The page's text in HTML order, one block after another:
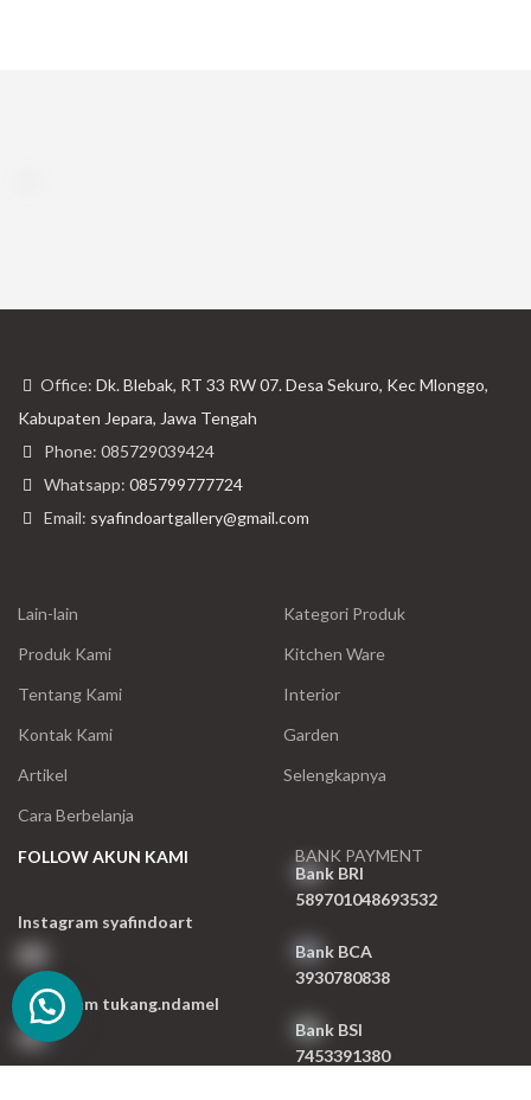
Office: Dk. Blebak, RT 33 RW 07. Desa Sekuro, Kec Mlonggo,
Kabupaten Jepara, Jawa Tengah
Phone: 085729039424
Whatsapp: 085799777724
Email: syafindoartgallery@gmail.com
Lain-lain
Produk Kami
Tentang Kami
Kontak Kami
Artikel
Cara Berbelanja
Kategori Produk
Kitchen Ware
Interior
Garden
Selengkapnya
FOLLOW AKUN KAMI
Instagram syafindoart
Instagram tukang.ndamel
BANK PAYMENT
Bank BRI
589701048693532
Bank BCA
3930780838
Bank BSI
7453391380